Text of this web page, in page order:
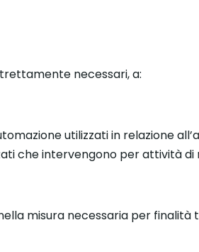
necessari, a:
utilizzati in relazione
che intervengono per attività di
misura necessaria per finalità